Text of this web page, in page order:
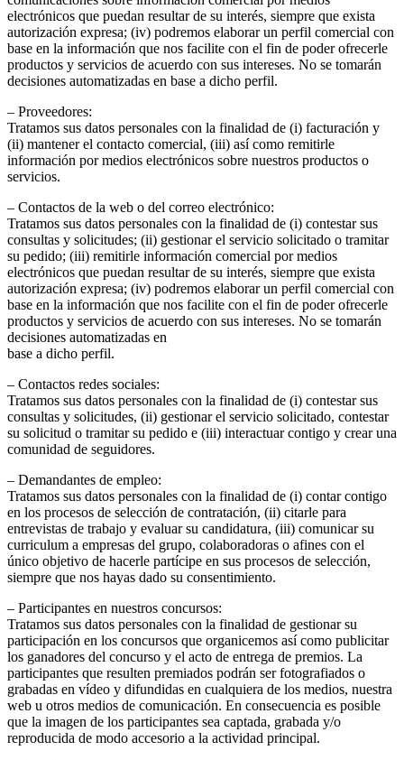
electrónicos que puedan resultar de su interés, siempre que exista
autorización expresa; (iv) podremos elaborar un perfil comercial con
base en la información que nos facilite con el fin de poder ofrecerle
productos y servicios de acuerdo con sus intereses. No se tomarán
decisiones automatizadas en base a dicho perfil.
– Proveedores:
Tratamos sus datos personales con la finalidad de (i) facturación y
(ii) mantener el contacto comercial, (iii) así como remitirle
información por medios electrónicos sobre nuestros productos o
servicios.
– Contactos de la web o del correo electrónico:
Tratamos sus datos personales con la finalidad de (i) contestar sus
consultas y solicitudes; (ii) gestionar el servicio solicitado o tramitar
su pedido; (iii) remitirle información comercial por medios
electrónicos que puedan resultar de su interés, siempre que exista
autorización expresa; (iv) podremos elaborar un perfil comercial con
base en la información que nos facilite con el fin de poder ofrecerle
productos y servicios de acuerdo con sus intereses. No se tomarán
decisiones automatizadas en
base a dicho perfil.
– Contactos redes sociales:
Tratamos sus datos personales con la finalidad de (i) contestar sus
consultas y solicitudes, (ii) gestionar el servicio solicitado, contestar
su solicitud o tramitar su pedido e (iii) interactuar contigo y crear una
comunidad de seguidores.
– Demandantes de empleo:
Tratamos sus datos personales con la finalidad de (i) contar contigo
en los procesos de selección de contratación, (ii) citarle para
entrevistas de trabajo y evaluar su candidatura, (iii) comunicar su
curriculum a empresas del grupo, colaboradoras o afines con el
único objetivo de hacerle partícipe en sus procesos de selección,
siempre que nos hayas dado su consentimiento.
– Participantes en nuestros concursos:
Tratamos sus datos personales con la finalidad de gestionar su
participación en los concursos que organicemos así como publicitar
los ganadores del concurso y el acto de entrega de premios. La
participantes que resulten premiados podrán ser fotografiados o
grabadas en vídeo y difundidas en cualquiera de los medios, nuestra
web u otros medios de comunicación. En consecuencia es posible
que la imagen de los participantes sea captada, grabada y/o
reproducida de modo accesorio a la actividad principal.